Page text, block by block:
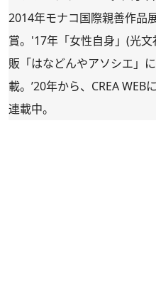
2014年モナコ国際親善作品
賞。'17年「女性自身」(光
販「はなどんやアソシエ 」
載。’20年から、CREA WEB
連載中。